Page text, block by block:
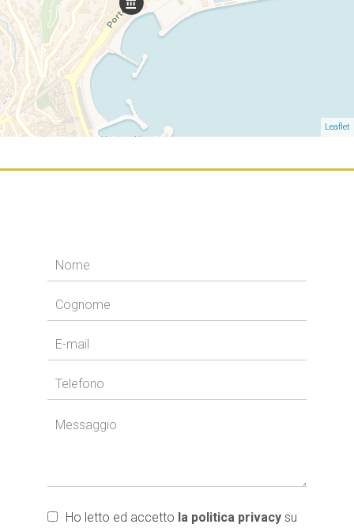
Leaflet
Ho letto ed accetto la politica privacy su